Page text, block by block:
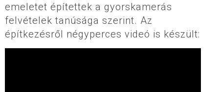
emeletet építettek a gyorskamerás
felvételek tanúsága szerint. Az
építkezésről négyperces videó is készült: